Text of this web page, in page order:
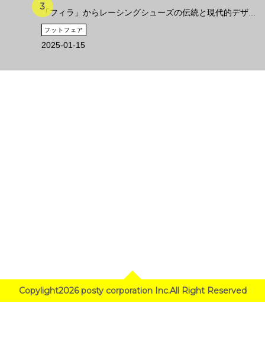
「フィラ」からレーシングシューズの伝統と現代的デザ...
フットフェア
2025-01-15
Copylight2026 posty corporation Inc.All Right Reserved